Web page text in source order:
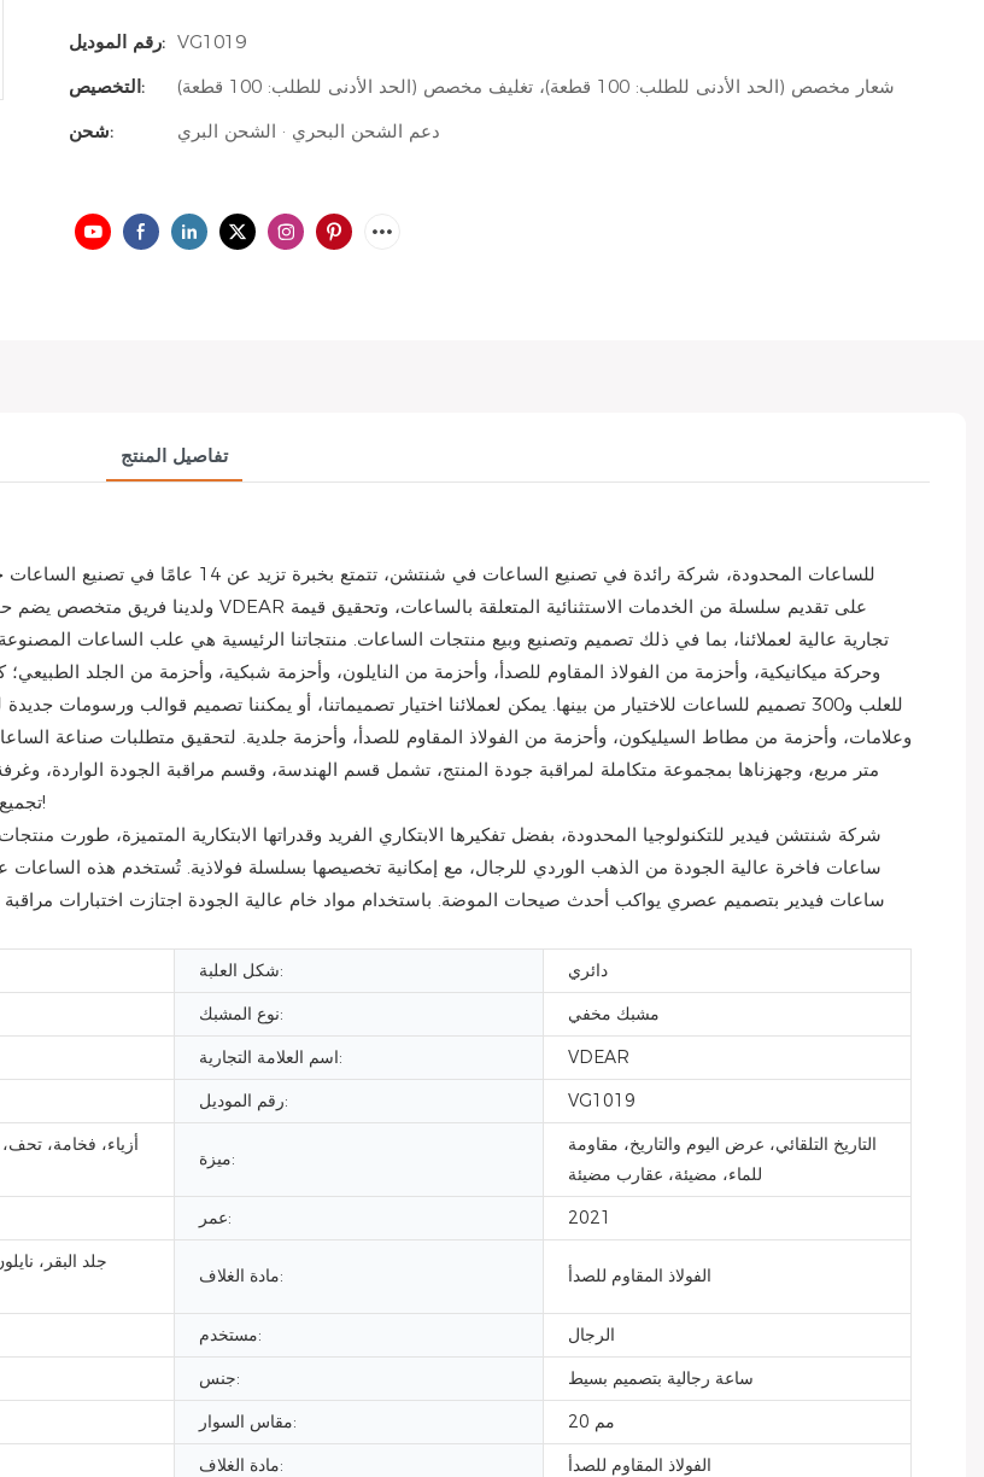
رقم الموديل: VG1019
التخصيص:
شعار مخصص (الحد الأدنى للطلب: 100 قطعة)، تغليف مخصص (الحد الأدنى للطلب: 100 قطعة)
شحن:
دعم الشحن البحري · الشحن البري
تفاصيل المنتج
تجارية عالية لعملائنا، بما في ذلك تصميم وتصنيع وبيع منتجات الساعات. منتجاتنا الرئيسية هي علب الساعات
للعلب و300 تصميم للساعات للاختيار من بينها. يمكن لعملائنا اختيار تصميماتنا، أو يمكننا تصميم قوالب
متر مربع، وجهزناها بمجموعة متكاملة لمراقبة جودة المنتج، تشمل قسم الهندسة، وقسم مراقبة الجودة الواردة،
تجميع الساعات. نرحب بزيارتكم، وابدأوا مشروعكم في مجال صناعة الساعات هنا!
شركة شنتشن فيدير للتكنولوجيا المحدودة، بفضل تفكيرها الابتكاري الفريد وقدراتها الابتكارية المتميزة، طورت
ساعات فاخرة عالية الجودة من الذهب الوردي للرجال، مع إمكانية تخصيصها بسلسلة فولاذية. تُستخدم هذه
ساعات فيدير بتصميم عصري يواكب أحدث صيحات الموضة. باستخدام مواد خام عالية الجودة اجتازت اختبارات مراقبة
شكل العلبة:
دائري
نوع المشبك:
مشبك مخفي
اسم العلامة التجارية:
VDEAR
رقم الموديل: VG1019
أزياء، فخامة،
ميزة:
التاريخ التلقائي، عرض اليوم والتاريخ، مقاومة
للماء، مضيئة، عقارب مضيئة
عمر: 2021
جلد البقر،
مادة الغلاف: الفولاذ المقاوم للصدأ
مستخدم:
الرجال
جنس:
ساعة رجالية بتصميم بسيط
مقاس السوار:
20 مم
مادة الغلاف:
الفولاذ المقاوم للصدأ